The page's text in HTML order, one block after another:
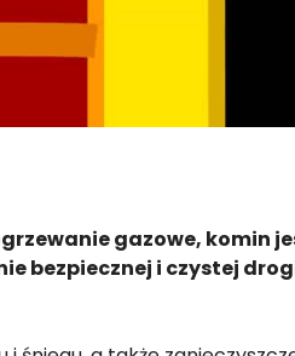
gazowe, komin
bezpiecznej i czystej